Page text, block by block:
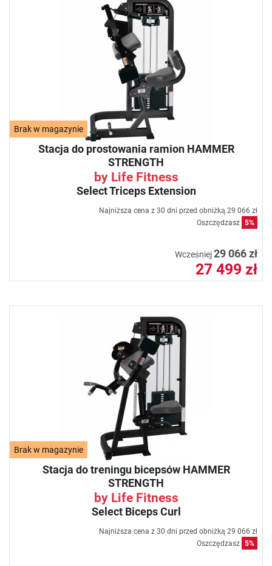
Brak w magazynie
Stacja do prostowania ramion HAMMER
STRENGTH
by Life Fitness
Select Triceps Extension
Najniższa cena z 30 dni przed obniżką 29 066 zł
Oszczędzasz 5%
Wcześniej29 066 zł
27 499 zł
Brak w magazynie
Stacja do treningu bicepsów HAMMER
STRENGTH
by Life Fitness
Select Biceps Curl
Najniższa cena z 30 dni przed obniżką 29 066 zł
Oszczędzasz 5%